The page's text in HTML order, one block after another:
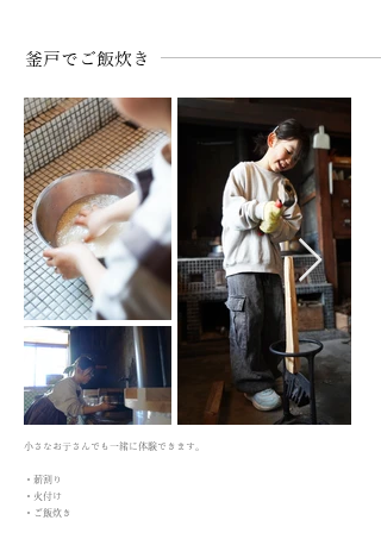
釜戸でご飯炊き
小さなお子さんでも一緒に体験できます。
・薪割り
・火付け
・ご飯炊き